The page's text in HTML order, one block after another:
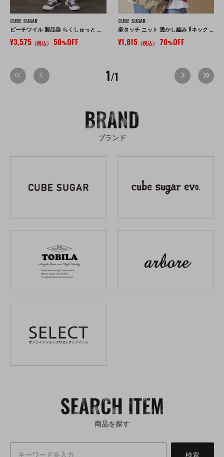
CUBE SUGAR
ピーチツイル 製品染 らくしゅっと パンツ
¥3,575 （税込） 50%OFF
CUBE SUGAR
麻タッチ ニット 透かし編み Vネック ベスト
¥1,815（税込） 70%OFF
1/1
ブランド
商品を探す